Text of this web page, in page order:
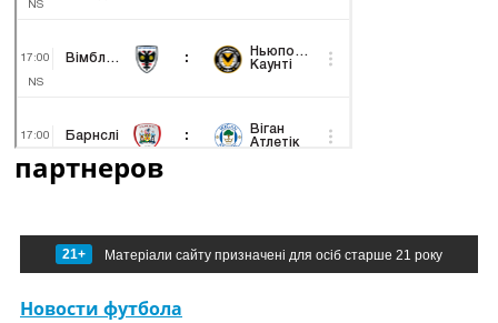
партнеров
21+ Матеріали сайту призначені для осіб старше 21 року
Новости футбола